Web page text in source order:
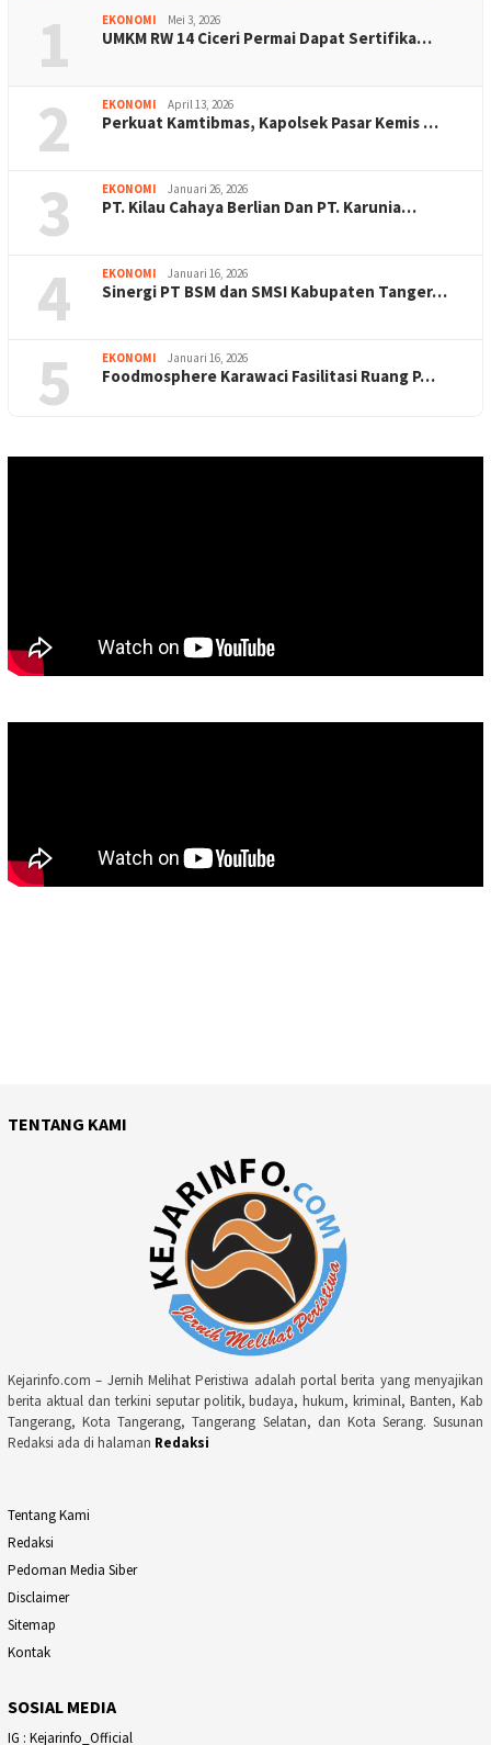
1 EKONOMI Mei 3, 2026
UMKM RW 14 Ciceri Permai Dapat Sertifika…
2 EKONOMI April 13, 2026
Perkuat Kamtibmas, Kapolsek Pasar Kemis …
3 EKONOMI Januari 26, 2026
PT. Kilau Cahaya Berlian Dan PT. Karunia…
4 EKONOMI Januari 16, 2026
Sinergi PT BSM dan SMSI Kabupaten Tanger…
5 EKONOMI Januari 16, 2026
Foodmosphere Karawaci Fasilitasi Ruang P…
TENTANG KAMI
Kejarinfo.com – Jernih Melihat Peristiwa adalah portal berita yang menyajikan
berita aktual dan terkini seputar politik, budaya, hukum, kriminal, Banten, Kab
Tangerang, Kota Tangerang, Tangerang Selatan, dan Kota Serang. Susunan
Redaksi ada di halaman Redaksi
Tentang Kami
Redaksi
Pedoman Media Siber
Disclaimer
Sitemap
Kontak
SOSIAL MEDIA
IG : Kejarinfo_Official